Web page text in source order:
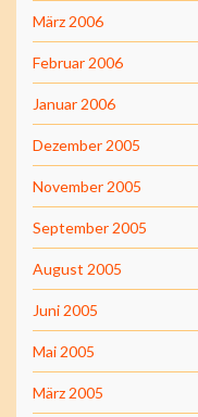
März 2006
Februar 2006
Januar 2006
Dezember 2005
November 2005
September 2005
August 2005
Juni 2005
Mai 2005
März 2005